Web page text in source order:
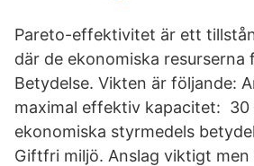
Pareto-effektivitet är ett
där de ekonomiska resurserna
Betydelse. Vikten är följande:
maximal effektiv kapacitet: 30
ekonomiska styrmedels
Giftfri miljö. Anslag viktigt men